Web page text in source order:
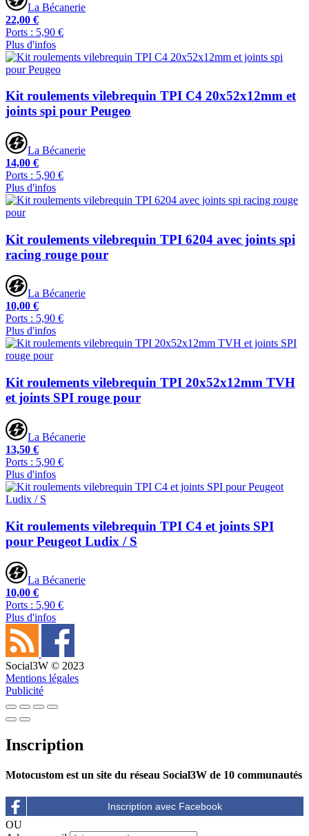
La Bécanerie
22,00 €
Ports : 5,90 €
Plus d'infos
Kit roulements vilebrequin TPI C4 20x52x12mm et
joints spi pour Peugeo
La Bécanerie
14,00 €
Ports : 5,90 €
Plus d'infos
Kit roulements vilebrequin TPI 6204 avec joints spi
racing rouge pour
La Bécanerie
10,00 €
Ports : 5,90 €
Plus d'infos
Kit roulements vilebrequin TPI 20x52x12mm TVH
et joints SPI rouge pour
La Bécanerie
13,50 €
Ports : 5,90 €
Plus d'infos
Kit roulements vilebrequin TPI C4 et joints SPI
pour Peugeot Ludix / S
La Bécanerie
10,00 €
Ports : 5,90 €
Plus d'infos
Social3W © 2023
Mentions légales
Publicité
Inscription
Motocustom est un site du réseau Social3W de 10 communautés
OU